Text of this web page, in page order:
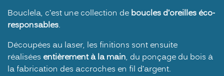
Bouclela, c’est une collection de boucles d’oreilles éco-
responsables.
Découpées au laser, les finitions sont ensuite
réalisées entièrement à la main, du ponçage du bois à
la fabrication des accroches en fil d’argent.